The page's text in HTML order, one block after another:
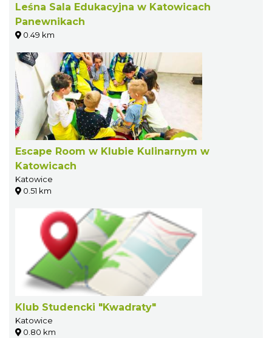
Leśna Sala Edukacyjna w Katowicach
Panewnikach
0.49 km
Escape Room w Klubie Kulinarnym w
Katowicach
Katowice
0.51 km
Klub Studencki "Kwadraty"
Katowice
0.80 km